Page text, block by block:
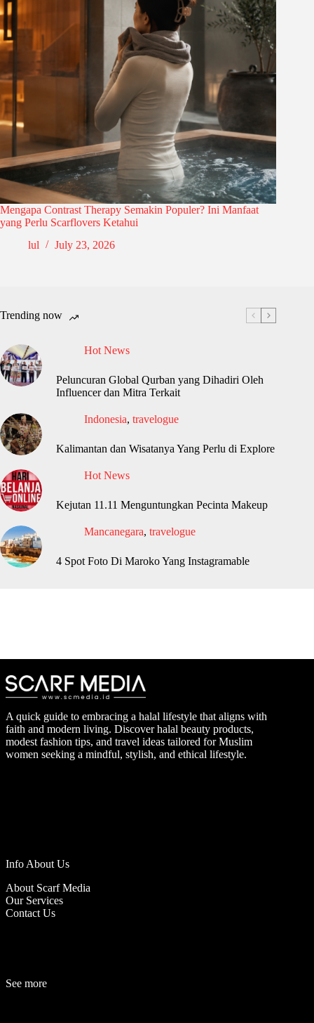
Mengapa Contrast Therapy Semakin Populer? Ini Manfaat
yang Perlu Scarflovers Ketahui
lul
July 23, 2026
Trending now
Hot News
Peluncuran Global Qurban yang Dihadiri Oleh
Influencer dan Mitra Terkait
Indonesia, travelogue
Kalimantan dan Wisatanya Yang Perlu di Explore
Hot News
Kejutan 11.11 Menguntungkan Pecinta Makeup
Mancanegara, travelogue
4 Spot Foto Di Maroko Yang Instagramable
A quick guide to embracing a halal lifestyle that aligns with
faith and modern living. Discover halal beauty products,
modest fashion tips, and travel ideas tailored for Muslim
women seeking a mindful, stylish, and ethical lifestyle.
Info About Us
About Scarf Media
Our Services
Contact Us
See more